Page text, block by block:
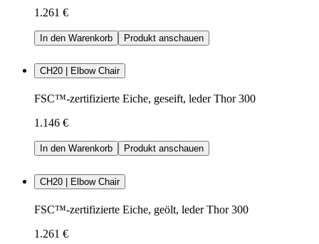
1.261 €
In den Warenkorb Produkt anschauen
CH20 | Elbow Chair
FSC™-zertifizierte Eiche, geseift, leder Thor 300
1.146 €
In den Warenkorb Produkt anschauen
CH20 | Elbow Chair
FSC™-zertifizierte Eiche, geölt, leder Thor 300
1.261 €